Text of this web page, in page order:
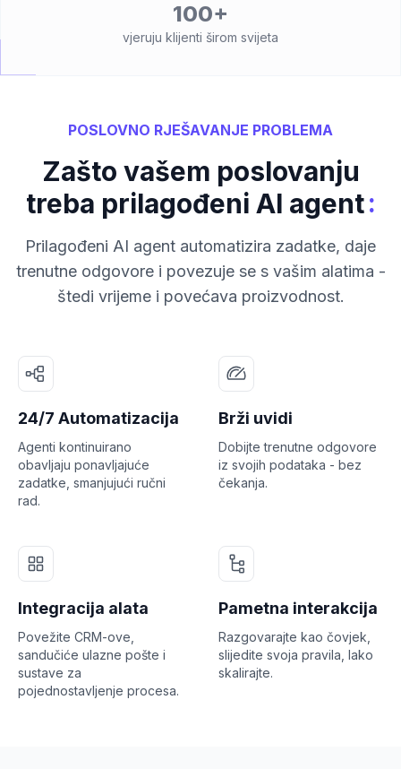
100+
vjeruju klijenti širom svijeta
POSLOVNO RJEŠAVANJE PROBLEMA
Zašto vašem poslovanju
treba prilagođeni AI agent:
Prilagođeni AI agent automatizira zadatke, daje
trenutne odgovore i povezuje se s vašim alatima -
štedi vrijeme i povećava proizvodnost.
24/7 Automatizacija
Agenti kontinuirano
obavljaju ponavljajuće
zadatke, smanjujući ručni
rad.
Brži uvidi
Dobijte trenutne odgovore
iz svojih podataka - bez
čekanja.
Integracija alata
Povežite CRM-ove,
sandučiće ulazne pošte i
sustave za
pojednostavljenje procesa.
Pametna interakcija
Razgovarajte kao čovjek,
slijedite svoja pravila, lako
skalirajte.